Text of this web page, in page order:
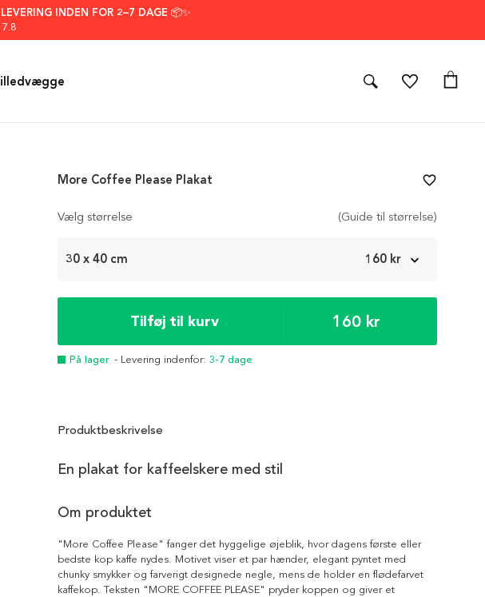
INDEN FOR 2–7 DAGE 📦✨
Vælg størrelse (Guide til størrelse)
30 x 40 cm 160 kr
Tilføj til kurv 160 kr
På lager - Levering indenfor: 3-7 dage
More Coffee Please Plakat favorite_border
Produktbeskrivelse
En plakat for kaffeelskere med stil
Om produktet
"More Coffee Please" fanger det hyggelige øjeblik, hvor dagens første eller
bedste kop kaffe nydes. Motivet viser et par hænder, elegant pyntet med
chunky smykker og farverigt designede negle, mens de holder en flødefarvet
kaffekop. Teksten "MORE COFFEE PLEASE" pryder koppen og giver et